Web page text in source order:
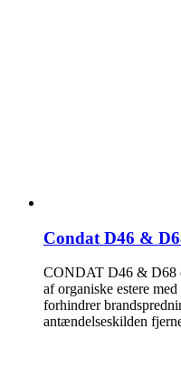
Condat D46 &
CONDAT D46 & D68
af organiske estere
forhindrer
antændelseskilden